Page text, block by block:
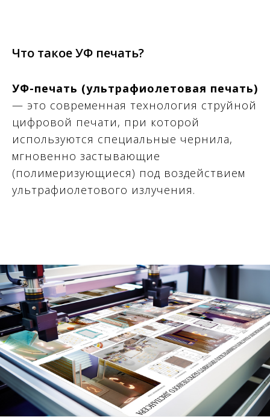
Что такое УФ печать?
УФ-печать (ультрафиолетовая печать)
— это современная технология струйной
цифровой печати, при которой
используются специальные чернила,
мгновенно застывающие
(полимеризующиеся) под воздействием
ультрафиолетового излучения.